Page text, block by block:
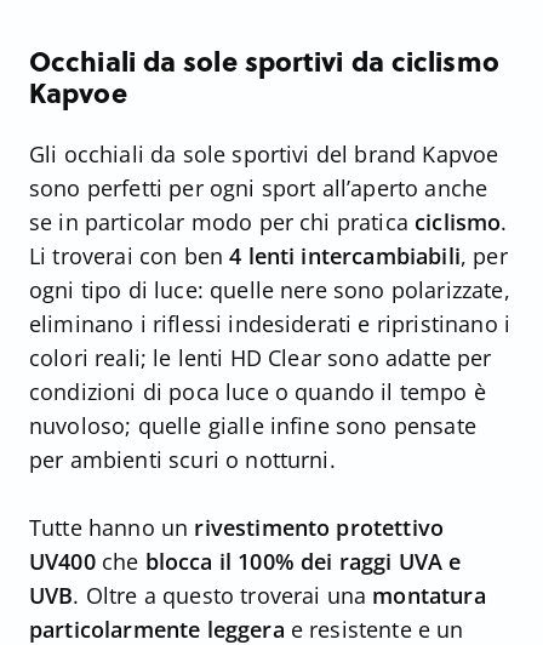
Occhiali da sole sportivi da ciclismo
Kapvoe
Gli occhiali da sole sportivi del brand Kapvoe
sono perfetti per ogni sport all’aperto anche
se in particolar modo per chi pratica ciclismo.
Li troverai con ben4 lenti intercambiabili, per
ogni tipo di luce: quelle nere sono polarizzate,
eliminano i riflessi indesiderati e ripristinano i
colori reali; le lenti HD Clear sono adatte per
condizioni di poca luce o quando il tempo è
nuvoloso; quelle gialle infine sono pensate
per ambienti scuri o notturni.
Tutte hanno un rivestimento protettivo
UV400che blocca il 100% dei raggi UVA e
UVB. Oltre a questo troverai una montatura
particolarmente leggera e resistente e un